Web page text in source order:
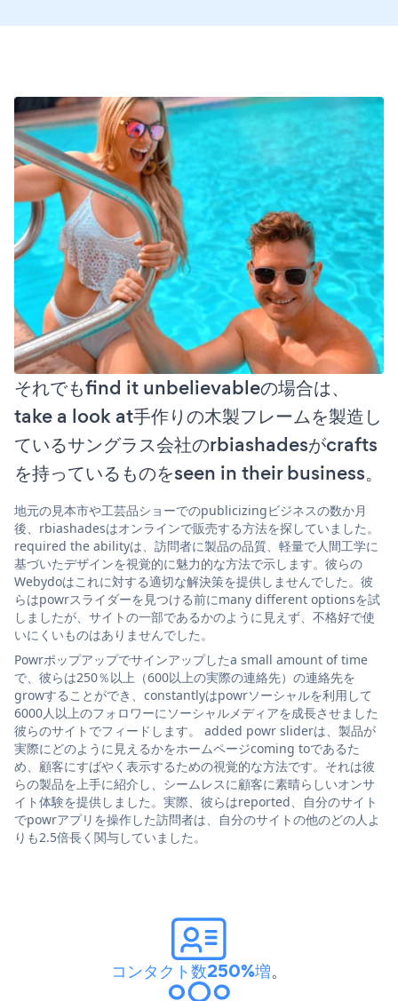
それでもfind it unbelievableの場合は、
take a look at手作りの木製フレームを製造し
ているサングラス会社のrbiashadesがcrafts
を持っているものをseen in their business。
地元の見本市や工芸品ショーでのpublicizingビジネスの数か月
後、rbiashadesはオンラインで販売する方法を探していました。
required the abilityは、訪問者に製品の品質、軽量で人間工学に
基づいたデザインを視覚的に魅力的な方法で示します。彼らの
Webydoはこれに対する適切な解決策を提供しませんでした。彼
らはpowrスライダーを見つける前にmany different optionsを試
しましたが、サイトの一部であるかのように見えず、不格好で使
いにくいものはありませんでした。
Powrポップアップでサインアップしたa small amount of time
で、彼らは250％以上（600以上の実際の連絡先）の連絡先を
growすることができ、constantlyはpowrソーシャルを利用して
6000人以上のフォロワーにソーシャルメディアを成長させました
彼らのサイトでフィードします。 added powr sliderは、製品が
実際にどのように見えるかをホームページcoming toであるた
め、顧客にすばやく表示するための視覚的な方法です。それは彼
らの製品を上手に紹介し、シームレスに顧客に素晴らしいオンサ
イト体験を提供しました。実際、彼らはreported、自分のサイト
でpowrアプリを操作した訪問者は、自分のサイトの他のどの人よ
りも2.5倍長く関与していました。
コンタクト数250%増。